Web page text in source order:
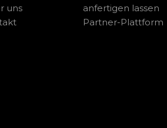
uns
anfertigen lassen
Partner-Plattform